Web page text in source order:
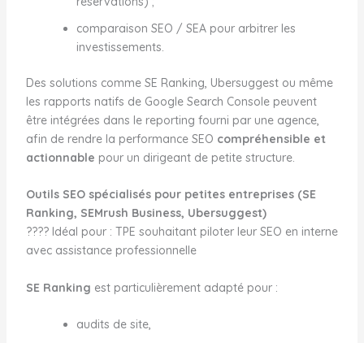
comparaison SEO / SEA pour arbitrer les
investissements.
Des solutions comme SE Ranking, Ubersuggest ou même
les rapports natifs de Google Search Console peuvent
être intégrées dans le reporting fourni par une agence,
afin de rendre la performance SEO compréhensible et
actionnable pour un dirigeant de petite structure.
Outils SEO spécialisés pour petites entreprises (SE
Ranking, SEMrush Business, Ubersuggest)
???? Idéal pour : TPE souhaitant piloter leur SEO en interne
avec assistance professionnelle
SE Ranking est particulièrement adapté pour :
audits de site,